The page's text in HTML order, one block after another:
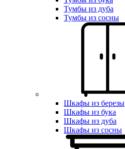
Тумбы из дуба
Тумбы из сосны
Шкафы из березы
Шкафы из бука
Шкафы из дуба
Шкафы из сосны